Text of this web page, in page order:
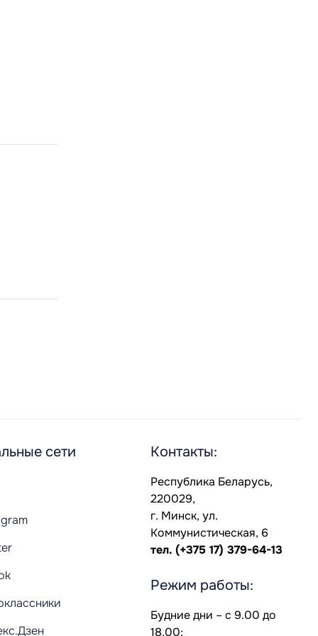
сети Контакты:
Республика Беларусь,
220029,
г. Минск, ул.
Коммунистическая, 6
тел. (+375 17) 379-64-13
Режим работы:
Будние дни – с 9.00 до
18.00;